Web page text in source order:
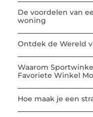
De voordelen van
woning
Ontdek de Wereld
Waarom
Favoriete Winkel
Hoe maak je een